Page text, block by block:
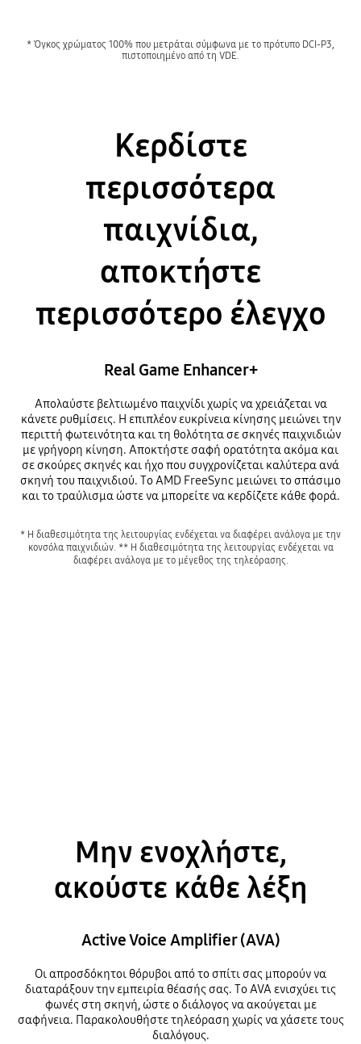
* Όγκος χρώματος 100% που μετράται σύμφωνα με το πρότυπο DCI-P3,
πιστοποιημένο από τη VDE.
Κερδίστε
περισσότερα
παιχνίδια,
αποκτήστε
περισσότερο έλεγχο
Real Game Enhancer+
Απολαύστε βελτιωμένο παιχνίδι χωρίς να χρειάζεται να
κάνετε ρυθμίσεις. Η επιπλέον ευκρίνεια κίνησης μειώνει την
περιττή φωτεινότητα και τη θολότητα σε σκηνές παιχνιδιών
με γρήγορη κίνηση. Αποκτήστε σαφή ορατότητα ακόμα και
σε σκούρες σκηνές και ήχο που συγχρονίζεται καλύτερα ανά
σκηνή του παιχνιδιού. Το AMD FreeSync μειώνει το σπάσιμο
και το τραύλισμα ώστε να μπορείτε να κερδίζετε κάθε φορά.
* Η διαθεσιμότητα της λειτουργίας ενδέχεται να διαφέρει ανάλογα με την
κονσόλα παιχνιδιών. ** Η διαθεσιμότητα της λειτουργίας ενδέχεται να
διαφέρει ανάλογα με το μέγεθος της τηλεόρασης.
Μην ενοχλήστε,
ακούστε κάθε λέξη
Active Voice Amplifier (AVA)
Οι απροσδόκητοι θόρυβοι από το σπίτι σας μπορούν να
διαταράξουν την εμπειρία θέασής σας. Το AVA ενισχύει τις
φωνές στη σκηνή, ώστε ο διάλογος να ακούγεται με
σαφήνεια. Παρακολουθήστε τηλεόραση χωρίς να χάσετε τους
διαλόγους.